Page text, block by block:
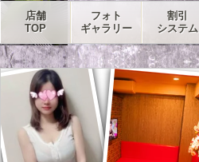
店舗
TOP
フォト
ギャラリー
割引
システム